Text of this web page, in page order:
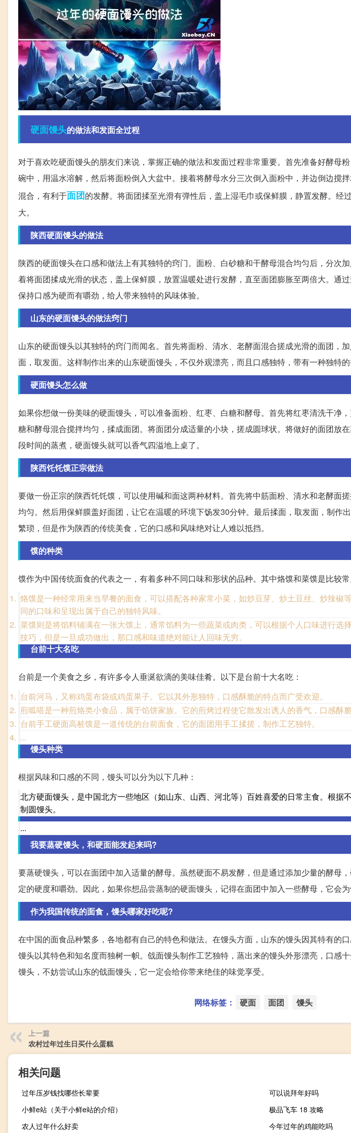
硬面馒头的做法和发面全过程
对于喜欢吃硬面馒头的朋友们来说，掌握正确的做法和发面过程非常重要。首先准备好酵母
碗中，用温水溶解，然后将面粉倒入大盆中。接着将酵母水分三次倒入面粉中，并边倒边搅
混合，有利于面团的发酵。将面团揉至光滑有弹性后，盖上湿毛巾或保鲜膜，静置发酵。经
大。
陕西硬面馒头的做法
陕西的硬面馒头在口感和做法上有其独特的窍门。面粉、白砂糖和干酵母混合均匀后，分次
着将面团揉成光滑的状态，盖上保鲜膜，放置温暖处进行发酵，直至面团膨胀至两倍大。通
保持口感为硬而有嚼劲，给人带来独特的风味体验。
山东的硬面馒头的做法窍门
山东的硬面馒头以其独特的窍门而闻名。首先将面粉、清水、老酵面混合搓成光滑的面团，
面，取发面。这样制作出来的山东硬面馒头，不仅外观漂亮，而且口感独特，带有一种独特的
硬面馒头怎么做
如果你想做一份美味的硬面馒头，可以准备面粉、红枣、白糖和酵母。首先将红枣清洗干净
糖和酵母混合搅拌均匀，揉成面团。将面团分成适量的小块，搓成圆球状。将做好的面团放
段时间的蒸煮，硬面馒头就可以香气四溢地上桌了。
陕西饦饦馍正宗做法
要做一份正宗的陕西饦饦馍，可以使用碱和面这两种材料。首先将中筋面粉、清水和老酵面
均匀。然后用保鲜膜盖好面团，让它在温暖的环境下饧发30分钟。最后揉面，取发面，制作
繁琐，但是作为陕西的传统美食，它的口感和风味绝对让人难以抵挡。
馍的种类
馍作为中国传统面食的代表之一，有着多种不同口味和形状的品种。其中烙馍和菜馍是比较常
烙馍是一种经常用来当早餐的面食，可以搭配各种家常小菜，如炒豆芽、炒土豆丝、炒辣椒
同的口味和呈现出属于自己的独特风味。
菜馍则是将馅料铺满在一张大馍上，通常馅料为一些蔬菜或肉类，可以根据个人口味进行选
技巧，但是一旦成功做出，那口感和味道绝对能让人回味无穷。
台前十大名吃
台前是一个美食之乡，有许多令人垂涎欲滴的美味佳肴。以下是台前十大名吃：
台前河马，又称鸡蛋布袋或鸡蛋果子。它以其外形独特，口感酥脆的特点而广受欢迎。
煎呱嗒是一种煎烙类小食品，属于馅饼家族。它的煎烤过程使它散发出诱人的香气，口感酥脆
台前手工硬面高桩馍是一道传统的台前面食，它的面团用手工揉搓，制作工艺独特。
...
馒头种类
根据风味和口感的不同，馒头可以分为以下几种：
北方硬面馒头，是中国北方一些地区（如山东、山西、河北等）百姓喜爱的日常主食。根据
制圆馒头。
...
我要蒸硬馒头，和硬面能发起来吗?
要蒸硬馒头，可以在面团中加入适量的酵母。虽然硬面不易发酵，但是通过添加少量的酵母
定的硬度和嚼劲。因此，如果你想品尝蒸制的硬面馒头，记得在面团中加入一些酵母，它会为
作为我国传统的面食，馒头哪家好吃呢?
在中国的面食品种繁多，各地都有自己的特色和做法。在馒头方面，山东的馒头因其特有的
馒头以其特色和知名度而独树一帜。戗面馒头制作工艺独特，蒸出来的馒头外形漂亮，口感
馒头，不妨尝试山东的戗面馒头，它一定会给你带来绝佳的味觉享受。
网络标签： 硬面 面团 馒头
上一篇
农村过年过生日买什么蛋糕
相关问题
过年压岁钱找哪些长辈要
可以说拜年好吗
小鲜e站（关于小鲜e站的介绍）
极品飞车 18 攻略
农人过年什么好卖
今年过年的鸡能吃吗